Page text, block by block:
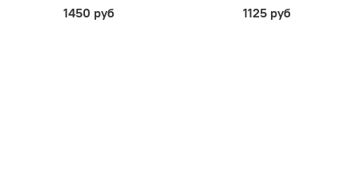
1450 руб 1125 руб